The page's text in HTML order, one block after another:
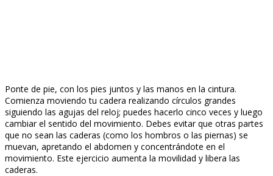
Ponte de pie, con los pies juntos y las manos en la cintura.
Comienza moviendo tu cadera realizando círculos grandes
siguiendo las agujas del reloj; puedes hacerlo cinco veces y luego
cambiar el sentido del movimiento. Debes evitar que otras partes
que no sean las caderas (como los hombros o las piernas) se
muevan, apretando el abdomen y concentrándote en el
movimiento. Este ejercicio aumenta la movilidad y libera las
caderas.